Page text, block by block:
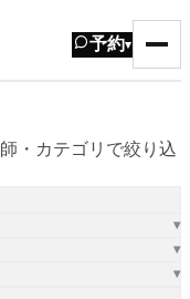
予約▾
・カテゴリで絞り込